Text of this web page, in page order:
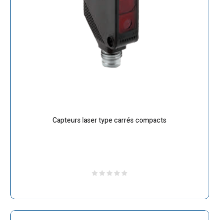
Capteurs laser type carrés compacts